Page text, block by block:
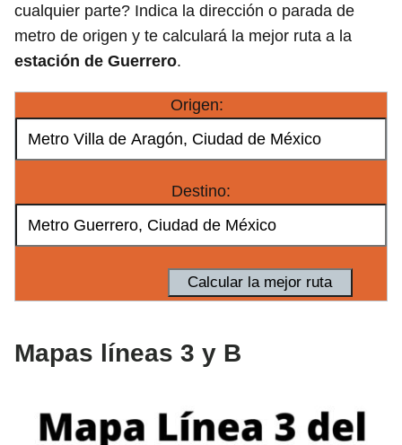
cualquier parte? Indica la dirección o parada de
metro de origen y te calculará la mejor ruta a la
estación de Guerrero.
Origen:
Destino:
Mapas líneas 3 y B